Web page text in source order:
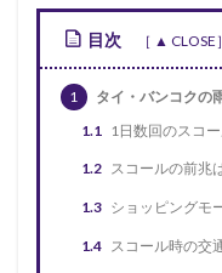
目次
1
タイ・バンコクの
1.1
1日数回のスコ
1.2 スコールの前兆
1.3 ショッピングモ
1.4 スコール時の交